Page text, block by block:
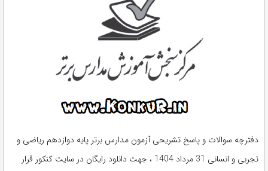
دفترچه سوالات و پاسخ تشریحی آزمون مدارس برتر پایه دوازدهم ریاضی و
تجربی و انسانی 31 مرداد 1404 ، جهت دانلود رایگان در سایت کنکور قرار